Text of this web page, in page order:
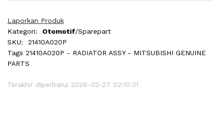
Laporkan Produk
Kategori:
Otomotif/Sparepart
SKU:
21410A020P
Tags 21410A020P - RADIATOR ASSY - MITSUBISHI GENUINE
PARTS
Terakhir diperbarui 2026-02-27 02:10:31